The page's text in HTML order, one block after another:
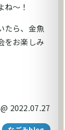
～！
たら、金魚
をお楽しみ
@ 2022.07.27